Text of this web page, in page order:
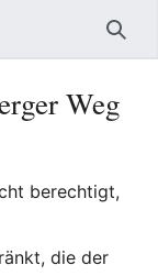
Weg
berechtigt,
die der